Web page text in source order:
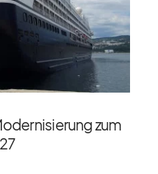
zum